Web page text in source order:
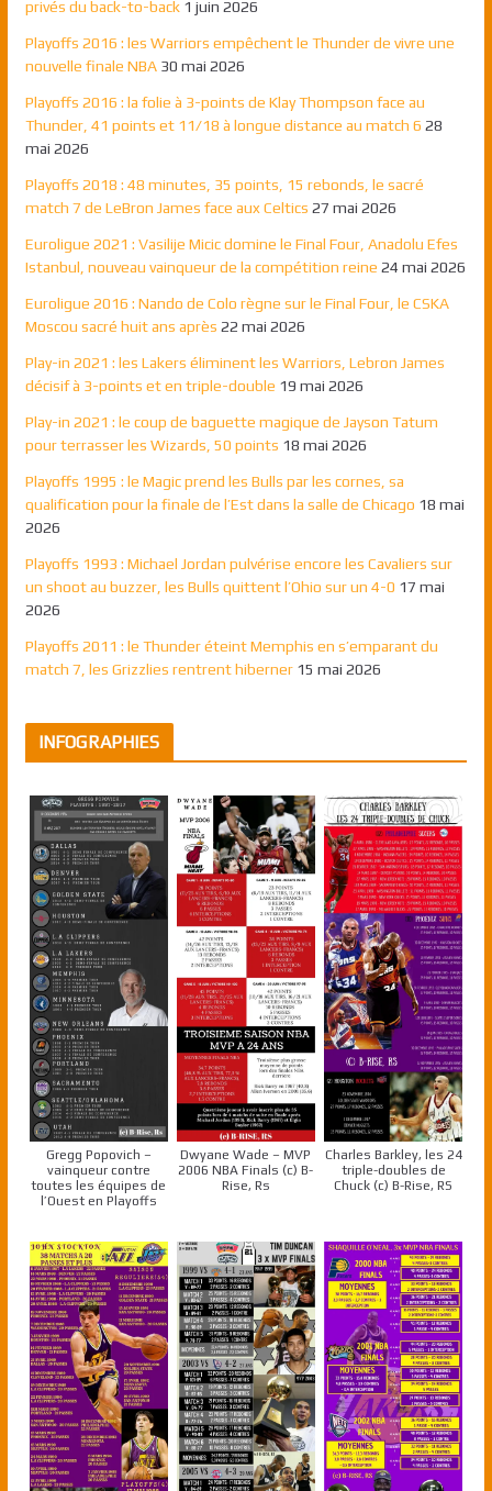
privés du back-to-back 1 juin 2026
Playoffs 2016 : les Warriors empêchent le Thunder de vivre une
nouvelle finale NBA 30 mai 2026
Playoffs 2016 : la folie à 3-points de Klay Thompson face au
Thunder, 41 points et 11/18 à longue distance au match 6 28
mai 2026
Playoffs 2018 : 48 minutes, 35 points, 15 rebonds, le sacré
match 7 de LeBron James face aux Celtics 27 mai 2026
Euroligue 2021 : Vasilije Micic domine le Final Four, Anadolu Efes
Istanbul, nouveau vainqueur de la compétition reine 24 mai 2026
Euroligue 2016 : Nando de Colo règne sur le Final Four, le CSKA
Moscou sacré huit ans après 22 mai 2026
Play-in 2021 : les Lakers éliminent les Warriors, Lebron James
décisif à 3-points et en triple-double 19 mai 2026
Play-in 2021 : le coup de baguette magique de Jayson Tatum
pour terrasser les Wizards, 50 points 18 mai 2026
Playoffs 1995 : le Magic prend les Bulls par les cornes, sa
qualification pour la finale de l’Est dans la salle de Chicago 18 mai
2026
Playoffs 1993 : Michael Jordan pulvérise encore les Cavaliers sur
un shoot au buzzer, les Bulls quittent l’Ohio sur un 4-0 17 mai
2026
Playoffs 2011 : le Thunder éteint Memphis en s’emparant du
match 7, les Grizzlies rentrent hiberner 15 mai 2026
INFOGRAPHIES
Gregg Popovich –
vainqueur contre
toutes les équipes de
l’Ouest en Playoffs
Dwyane Wade – MVP
2006 NBA Finals (c) B-
Rise, Rs
Charles Barkley, les 24
triple-doubles de
Chuck (c) B-Rise, RS